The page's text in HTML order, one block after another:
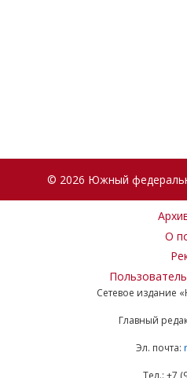
© 2026 Южный
О
Сетевое издание
Главный
Эл. почта:
Тел.: +7